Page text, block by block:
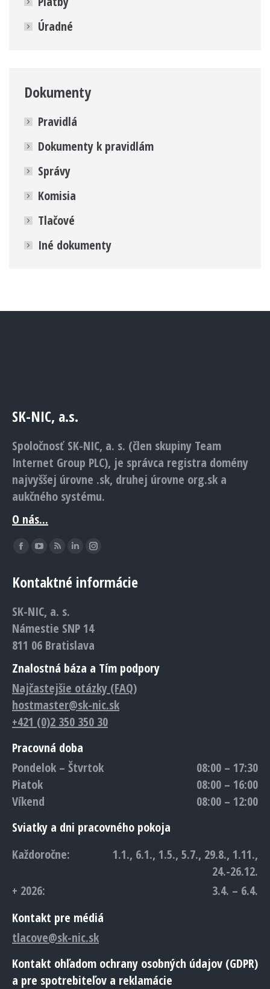
Úradné
Dokumenty
Pravidlá
Dokumenty k pravidlám
Správy
Komisia
Tlačové
Iné dokumenty
SK-NIC, a.s.
Spoločnosť SK-NIC, a. s. (člen skupiny Team
Internet Group PLC), je správca registra domény
najvyššej úrovne .sk, druhej úrovne org.sk a
aukčného systému.
O nás...
Find us on:
Facebook
opens
new
window
YouTube
opens
new
window
Rss
opens
new
window
Linkedin
opens
window
Instagram
opens
window
Kontaktné informácie
SK-NIC, a. s.
Námestie SNP 14
811 06 Bratislava
Znalostná báza a Tím podpory
Najčastejšie otázky (FAQ)
hostmaster@sk-nic.sk
+421 (0)2 350 350 30
Pracovná doba
Pondelok – Štvrtok
08:00 – 17:30
Piatok
08:00 – 16:00
Víkend
08:00 – 12:00
Sviatky a dni pracovného pokoja
Každoročne:
1.1., 6.1., 1.5., 5.7., 29.8., 1.11.,
24.-26.12.
+ 2026:
3.4. – 6.4.
Kontakt pre médiá
tlacove@sk-nic.sk
Kontakt ohľadom ochrany osobných údajov (GDPR)
a pre spotrebiteľov a reklamácie